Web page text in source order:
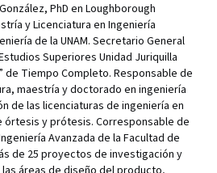
PhD en Loughborough
y Licenciatura en Ingeniería
de la UNAM. Secretario General
Superiores Unidad Juriquilla
de Tiempo Completo. Responsable de
maestría y doctorado en ingeniería
de las licenciaturas de ingeniería en
y prótesis. Corresponsable de
Avanzada de la Facultad de
de 25 proyectos de investigación y